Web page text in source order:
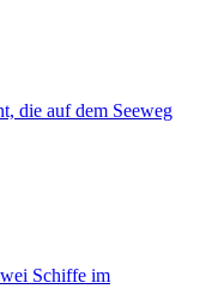
die auf dem Seeweg
Schiffe im